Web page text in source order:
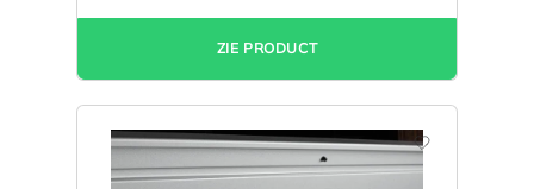
ZIE PRODUCT